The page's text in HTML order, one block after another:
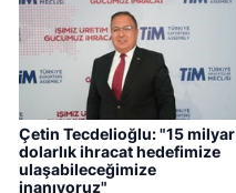
Çetin Tecdelioğlu: "15 milyar
dolarlık ihracat hedefimize
ulaşabileceğimize
inanıyoruz"